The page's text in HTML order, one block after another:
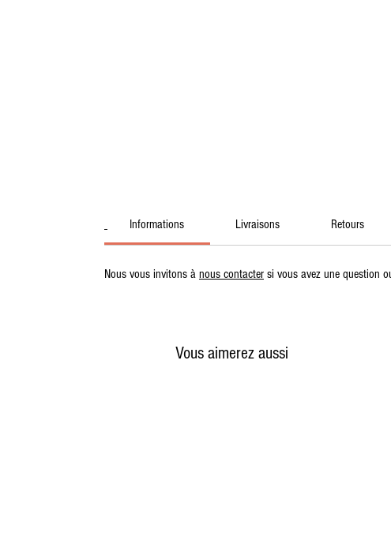
Informations Livraisons Retours
Nous vous invitons à nous contacter si vous avez une question
Vous aimerez aussi